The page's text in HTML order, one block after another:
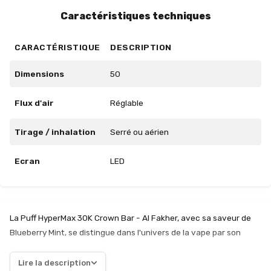
Caractéristiques techniques
CARACTÉRISTIQUE DESCRIPTION
Dimensions 50
Flux d'air Réglable
Tirage / inhalation Serré ou aérien
Ecran LED
La Puff HyperMax 30K Crown Bar - Al Fakher, avec sa saveur de
Blueberry Mint, se distingue dans l'univers de la vape par son
autonomie impressionnante de 30 000 bouffées, elle surpasse de
Lire la description